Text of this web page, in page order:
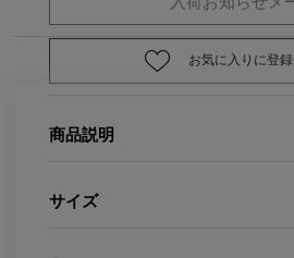
お気に入りに登録
商品説明
サイズ